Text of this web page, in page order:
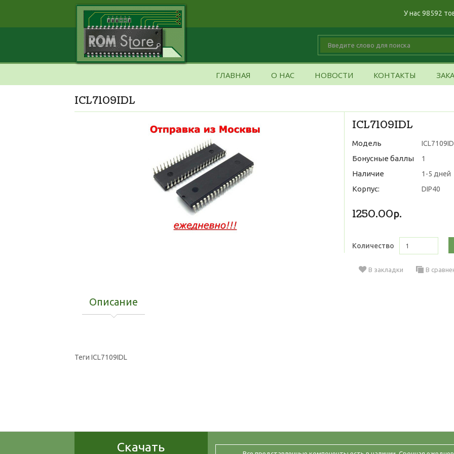
У нас 98592
ГЛАВНАЯ О НАС НОВОСТИ КОНТАКТЫ
ICL7109IDL
ICL7109IDL
Модель
Бонусные баллы 1
Наличие 1-5 дней
Корпус: DIP40
1250.00р.
Количество
В закладки В
Описание
Теги ICL7109IDL
Скачать